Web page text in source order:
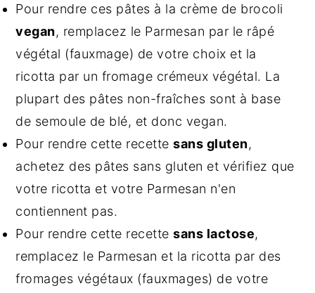
Pour rendre ces pâtes à la crème de brocoli
vegan, remplacez le Parmesan par le râpé
végétal (fauxmage) de votre choix et la
ricotta par un fromage crémeux végétal. La
plupart des pâtes non-fraîches sont à base
de semoule de blé, et donc vegan.
Pour rendre cette recettesans gluten,
achetez des pâtes sans gluten et vérifiez que
votre ricotta et votre Parmesan n'en
contiennent pas.
Pour rendre cette recettesans lactose,
remplacez le Parmesan et la ricotta par des
fromages végétaux (fauxmages) de votre